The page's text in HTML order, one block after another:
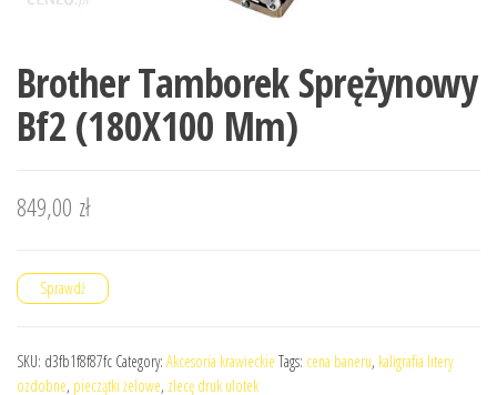
Brother Tamborek Sprężynowy
Bf2 (180X100 Mm)
849,00 zł
Sprawdź
SKU: d3fb1f8f87fc Category: Akcesoria krawieckie Tags: cena baneru, kaligrafia litery
ozdobne, pieczątki żelowe, zlecę druk ulotek